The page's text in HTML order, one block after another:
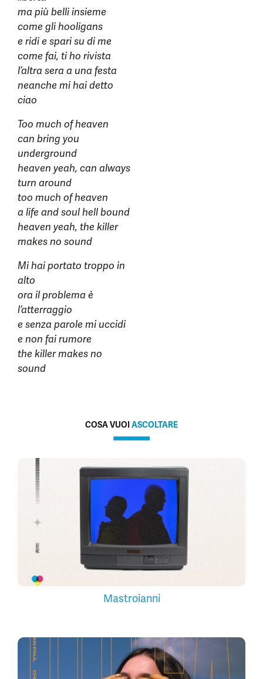
ma più belli insieme
come gli hooligans
e ridi e spari su di me
come fai, ti ho rivista
l’altra sera a una festa
neanche mi hai detto
ciao
Too much of heaven
can bring you
underground
heaven yeah, can always
turn around
too much of heaven
a life and soul hell bound
heaven yeah, the killer
makes no sound
Mi hai portato troppo in
alto
ora il problema è
l’atterraggio
e senza parole mi uccidi
e non fai rumore
the killer makes no
sound
COSA VUOIASCOLTARE
Mastroianni